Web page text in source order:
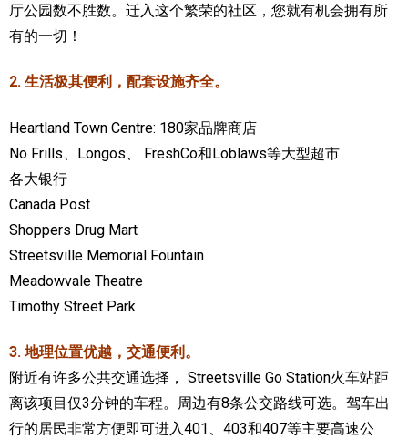
厅公园数不胜数。迁入这个繁荣的社区，您就有机会拥有所
有的一切！
2. 生活极其便利，配套设施齐全。
Heartland Town Centre: 180家品牌商店
No Frills、Longos、 FreshCo和Loblaws等大型超市
各大银行
Canada Post
Shoppers Drug Mart
Streetsville Memorial Fountain
Meadowvale Theatre
Timothy Street Park
3. 地理位置优越，交通便利。
附近有许多公共交通选择， Streetsville Go Station火车站距
离该项目仅3分钟的车程。周边有8条公交路线可选。驾车出
行的居民非常方便即可进入401、403和407等主要高速公